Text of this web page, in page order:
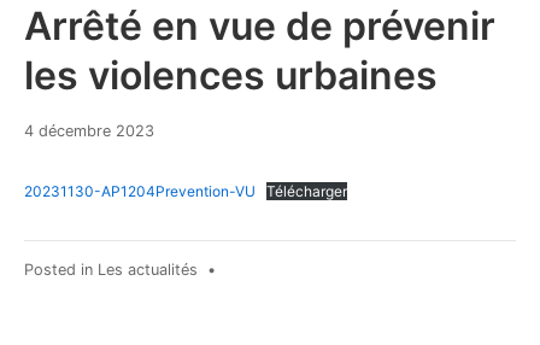
Arrêté en vue de prévenir
les violences urbaines
4 décembre 2023
20231130-AP1204Prevention-VU Télécharger
Posted in Les actualités •